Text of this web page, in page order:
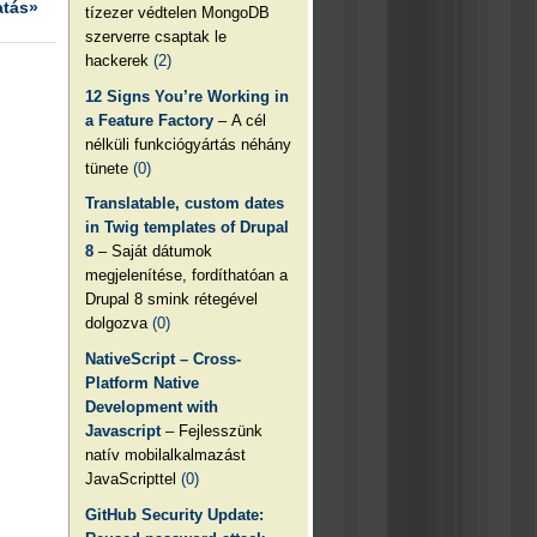
tízezer védtelen MongoDB
szerverre csaptak le
hackerek(2)
12 Signs You’re Working in
a Feature Factory – A cél
nélküli funkciógyártás néhány
tünete(0)
Translatable, custom dates
in Twig templates of Drupal
8 – Saját dátumok
megjelenítése, fordíthatóan a
Drupal 8 smink rétegével
dolgozva(0)
NativeScript – Cross-
Platform Native
Development with
Javascript – Fejlesszünk
natív mobilalkalmazást
JavaScripttel(0)
GitHub Security Update: